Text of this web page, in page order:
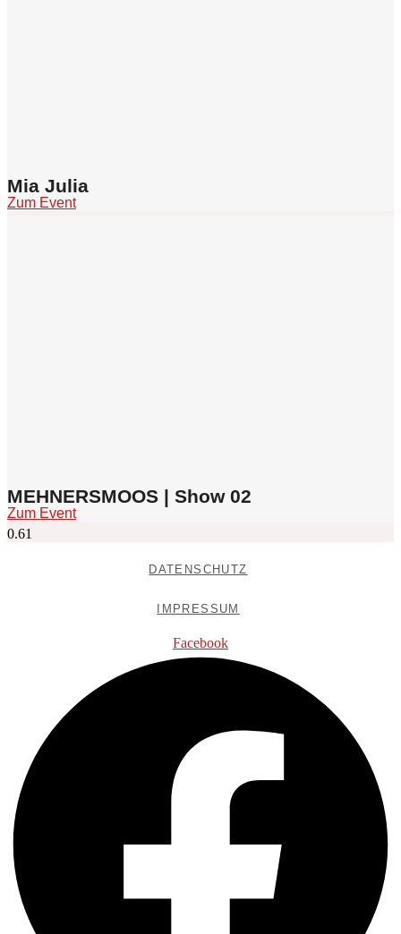
Mia Julia
Zum Event
MEHNERSMOOS | Show 02
Zum Event
DATENSCHUTZ
IMPRESSUM
Facebook